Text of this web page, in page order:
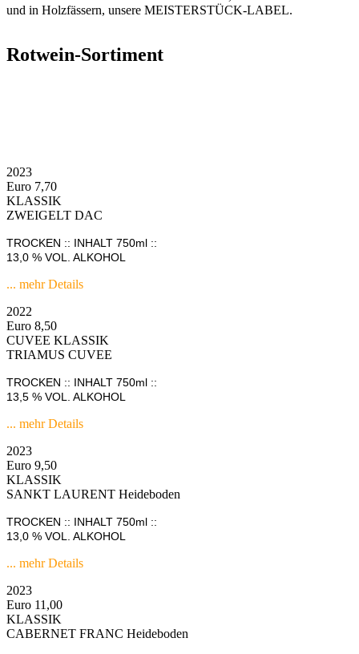
und in Holzfässern, unsere MEISTERSTÜCK-LABEL.
Rotwein-Sortiment
2023
Euro 7,70
KLASSIK
ZWEIGELT DAC
TROCKEN :: INHALT 750ml ::
13,0 % VOL. ALKOHOL
... mehr Details
2022
Euro 8,50
CUVEE KLASSIK
TRIAMUS CUVEE
TROCKEN :: INHALT 750ml ::
13,5 % VOL. ALKOHOL
... mehr Details
2023
Euro 9,50
KLASSIK
SANKT LAURENT Heideboden
TROCKEN :: INHALT 750ml ::
13,0 % VOL. ALKOHOL
... mehr Details
2023
Euro 11,00
KLASSIK
CABERNET FRANC Heideboden